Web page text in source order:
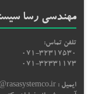
مهندسی رسا
تلفن تماس:
071-32317530
071-32331173
ایمیل : rsmelectronic@yahoo.com info@rasasystemco.ir